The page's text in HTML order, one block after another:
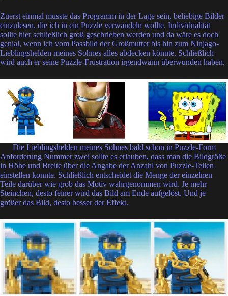
Zuerst einmal musste das Programm in der Lage sein, beliebige Bilder
einzulesen, die ich in ein Puzzle verwandeln wollte. Individualität
sollte hier schließlich groß geschrieben werden und da wäre es doch
genial, wenn ich vom Passbild der Großmutter bis hin zum Ninjago-
Lieblingshelden meines Sohnes alles abdecken könnte. Schließlich
wird auch er seine Puzzle-Frustration irgendwann überwunden haben.
Die Lieblingshelden meines Sohnes bald schon in Puzzle-Form
Anforderung Nummer zwei sollte es erlauben, dass man die Bildgröße
in Höhe und Breite über die Angabe der Anzahl von Puzzle-Teilen
einstellen konnte. Schließlich entscheidet die Menge der einzelnen
Teile darüber wie grob das Motiv wahrgenommen wird. Je mehr
Steinchen, desto feiner wird das Bild am Ende aufgelöst. Und je
größer das Bild, desto besser der Effekt.